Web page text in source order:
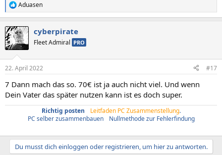
R
e
k
t
i
e
Aduasen
cyberpirate
Fleet Admiral PRO
22. April 2022 #17
7 Dann mach das so. 70€ ist ja auch nicht viel. Und wenn
Dein Vater das später nutzen kann ist es doch super.
Richtig posten Leitfaden PC Zusammenstellung.
PC selber zusammenbauen
Nullmethode zur Fehlerfindung
Du musst dich einloggen oder registrieren, um hier zu antworten.